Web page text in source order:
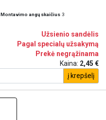
Montavimo angų skaičius 3
Užsienio sandėlis
Pagal specialų užsakymą
Prekė negrąžinama
Kaina: 2,45 €
į krepšelį